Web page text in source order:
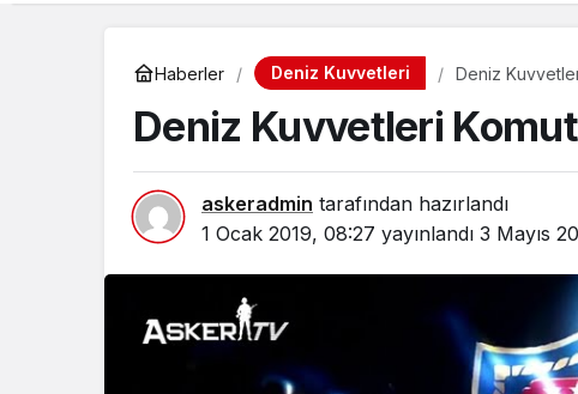
Haberler Deniz Kuvvetleri Deniz
Deniz Kuvvetleri
askeradmin tarafından hazırlandı
1 Ocak 2019, 08:27 yayınlandı 3 Mayıs